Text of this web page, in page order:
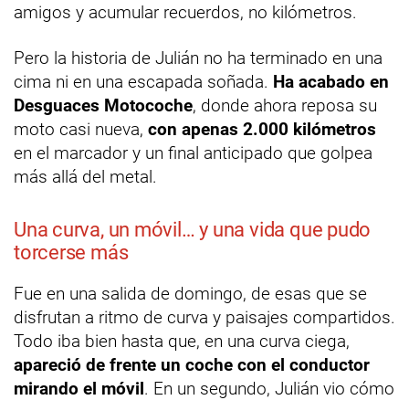
amigos y acumular recuerdos, no kilómetros.
Pero la historia de Julián no ha terminado en una
cima ni en una escapada soñada. Ha acabado en
Desguaces Motocoche, donde ahora reposa su
moto casi nueva, con apenas 2.000 kilómetros
en el marcador y un final anticipado que golpea
más allá del metal.
Una curva, un móvil… y una vida que pudo
torcerse más
Fue en una salida de domingo, de esas que se
disfrutan a ritmo de curva y paisajes compartidos.
Todo iba bien hasta que, en una curva ciega,
apareció de frente un coche con el conductor
mirando el móvil. En un segundo, Julián vio cómo